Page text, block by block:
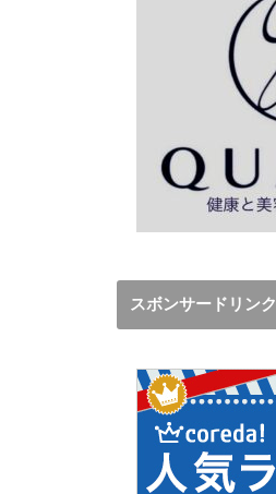
スボンサードリンク